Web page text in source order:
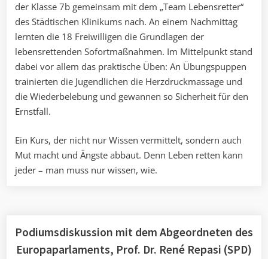
der Klasse 7b gemeinsam mit dem „Team Lebensretter“
des Städtischen Klinikums nach. An einem Nachmittag
lernten die 18 Freiwilligen die Grundlagen der
lebensrettenden Sofortmaßnahmen. Im Mittelpunkt stand
dabei vor allem das praktische Üben: An Übungspuppen
trainierten die Jugendlichen die Herzdruckmassage und
die Wiederbelebung und gewannen so Sicherheit für den
Ernstfall.
Ein Kurs, der nicht nur Wissen vermittelt, sondern auch
Mut macht und Ängste abbaut. Denn Leben retten kann
jeder – man muss nur wissen, wie.
Podiumsdiskussion mit dem Abgeordneten des
Europaparlaments, Prof. Dr. René Repasi (SPD)